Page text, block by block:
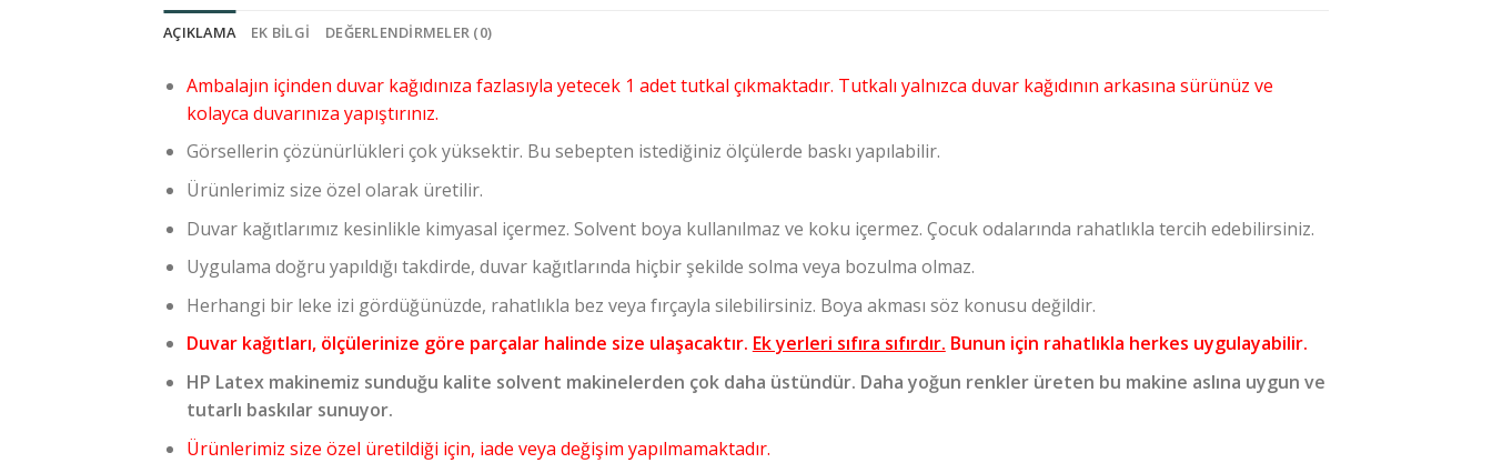
AÇIKLAMA EK BILGI DEĞERLENDIRMELER (0)
Ambalajın içinden duvar kağıdınıza fazlasıyla yetecek 1 adet tutkal çıkmaktadır. Tutkalı yalnızca duvar kağıdının arkasına sürünüz ve
kolayca duvarınıza yapıştırınız.
Görsellerin çözünürlükleri çok yüksektir. Bu sebepten istediğiniz ölçülerde baskı yapılabilir.
Ürünlerimiz size özel olarak üretilir.
Duvar kağıtlarımız kesinlikle kimyasal içermez. Solvent boya kullanılmaz ve koku içermez. Çocuk odalarında rahatlıkla tercih edebilirsiniz.
Uygulama doğru yapıldığı takdirde, duvar kağıtlarında hiçbir şekilde solma veya bozulma olmaz.
Herhangi bir leke izi gördüğünüzde, rahatlıkla bez veya fırçayla silebilirsiniz. Boya akması söz konusu değildir.
Duvar kağıtları, ölçülerinize göre parçalar halinde size ulaşacaktır. Ek yerleri sıfıra sıfırdır. Bunun için rahatlıkla herkes uygulayabilir.
HP Latex makinemiz sunduğu kalite solvent makinelerden çok daha üstündür. Daha yoğun renkler üreten bu makine aslına uygun ve
tutarlı baskılar sunuyor.
Ürünlerimiz size özel üretildiği için, iade veya değişim yapılmamaktadır.